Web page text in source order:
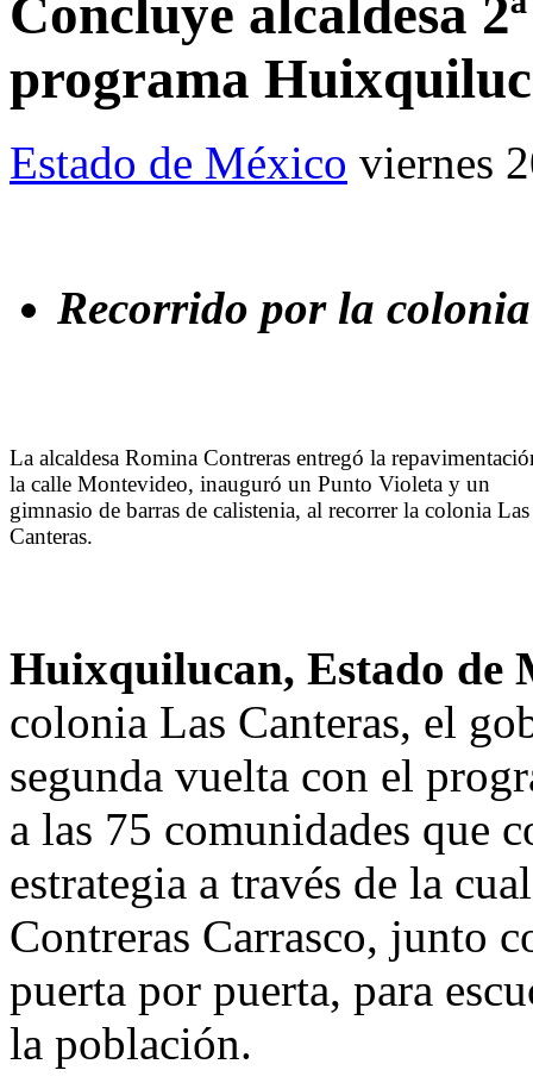
Concluye alcaldesa
programa
Estado de México viernes
Recorrido por la
La alcaldesa Romina Contreras entregó la
la calle Montevideo, inauguró un Punto Violeta y un
gimnasio de barras de calistenia, al recorrer la colonia Las
Canteras.
Huixquilucan, Estado de
colonia Las Canteras, el
segunda vuelta con el
a las 75 comunidades que
estrategia a través de la
Contreras Carrasco, junto
puerta por puerta, para
la población.